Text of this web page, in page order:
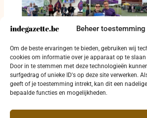
Beheer toestemming
Om de beste ervaringen te bieden, gebruiken wij
cookies om informatie over je apparaat op te
Door in te stemmen met deze technologieën
surfgedrag of unieke ID's op deze site verwerken.
geeft of je toestemming intrekt, kan dit een
bepaalde functies en mogelijkheden.
Europese Mindervalidenkaart
zichtbaarheid tijdens
G-Voetbal Kortrijk
8 juni 2026